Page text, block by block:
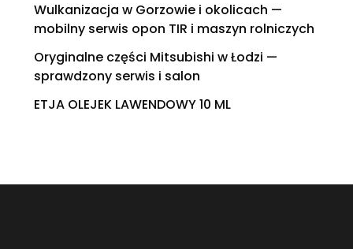
Wulkanizacja w Gorzowie i okolicach —
mobilny serwis opon TIR i maszyn rolniczych
Oryginalne części Mitsubishi w Łodzi —
sprawdzony serwis i salon
ETJA OLEJEK LAWENDOWY 10 ML